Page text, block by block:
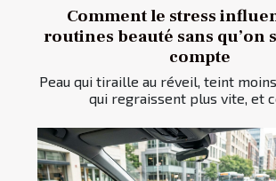
Comment le stress
routines beauté sans qu’on
compte
Peau qui tiraille au réveil, teint
qui regraissent plus vite, et